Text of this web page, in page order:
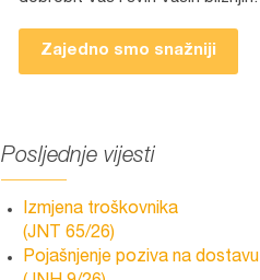
Zajedno smo snažniji
Posljednje vijesti
Izmjena troškovnika
(JNT 65/26)
Pojašnjenje poziva na dostavu